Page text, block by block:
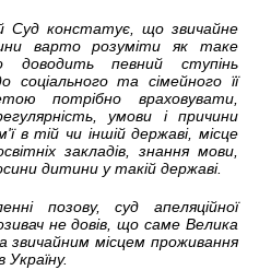
Суд констатує, що звичайне
варто розуміти як таке
доводить певний ступінь
соціального та сімейного її
потрібно враховувати,
умови і причини
в тій чи іншій державі, місце
закладів, знання мови,
дитини у такій державі.
позову, суд апеляційної
не довів, що саме Велика
звичайним місцем проживання
Україну.